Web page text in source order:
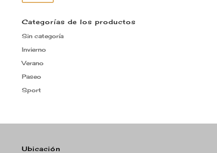
Categorías de los productos
Sin categoría
Invierno
Verano
Paseo
Sport
Ubicación